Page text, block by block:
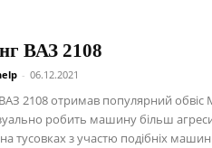
ВАЗ 2108
- 06.12.2021
2108 отримав популярний обвіс
робить машину більш
тусовках з участю подібніх машин